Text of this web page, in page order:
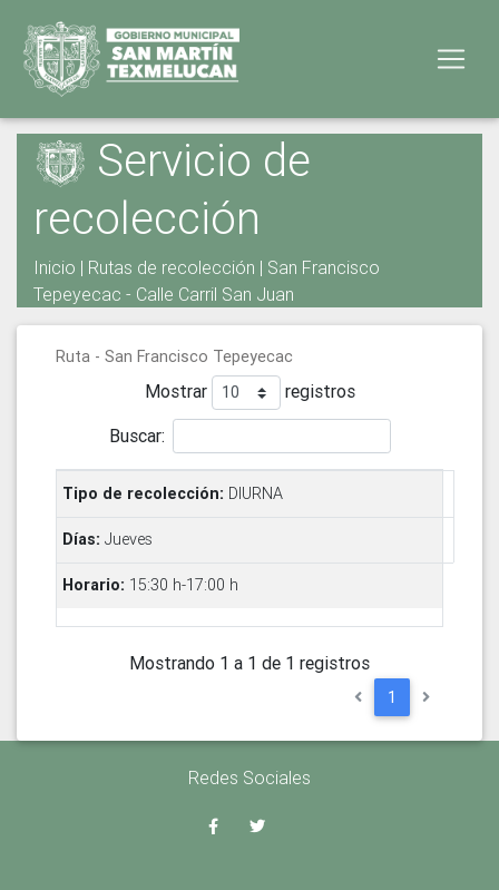
Servicio de
recolección
Inicio | Rutas de recolección | San Francisco
Tepeyecac - Calle Carril San Juan
Ruta - San Francisco Tepeyecac
Mostrar
registros
Buscar:
DIURNA
Jueves
15:30 h-17:00 h
Mostrando 1 a 1 de 1 registros
1
Redes Sociales